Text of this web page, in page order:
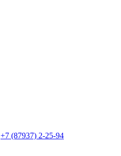
+7 (87937) 2-25-94